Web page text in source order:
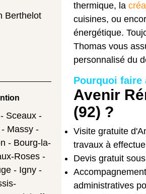
Berthelot
Sceaux -
Massy -
- Bourg-la-
Roses -
- Igny -
thermique, la
cuisines, ou
énergétique.
Thomas vous
personnalisé du
Pourquoi faire
Avenir
(92) ?
Visite gratuite
travaux à
Devis gratuit
administratives